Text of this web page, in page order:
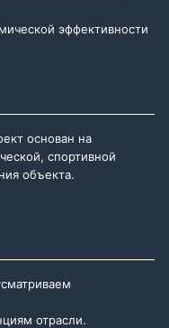
эффективности
основан на
спортивной
объекта.
отрасли.